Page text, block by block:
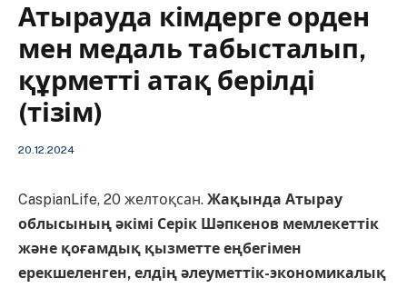
Атырауда кімдерге орден
мен медаль табысталып,
құрметті атақ берілді
(тізім)
20.12.2024
CaspianLife, 20 желтоқсан. Жақында Атырау
облысының әкімі Серік Шәпкенов мемлекеттік
және қоғамдық қызметте еңбегімен
ерекшеленген, елдің әлеуметтік-экономикалық